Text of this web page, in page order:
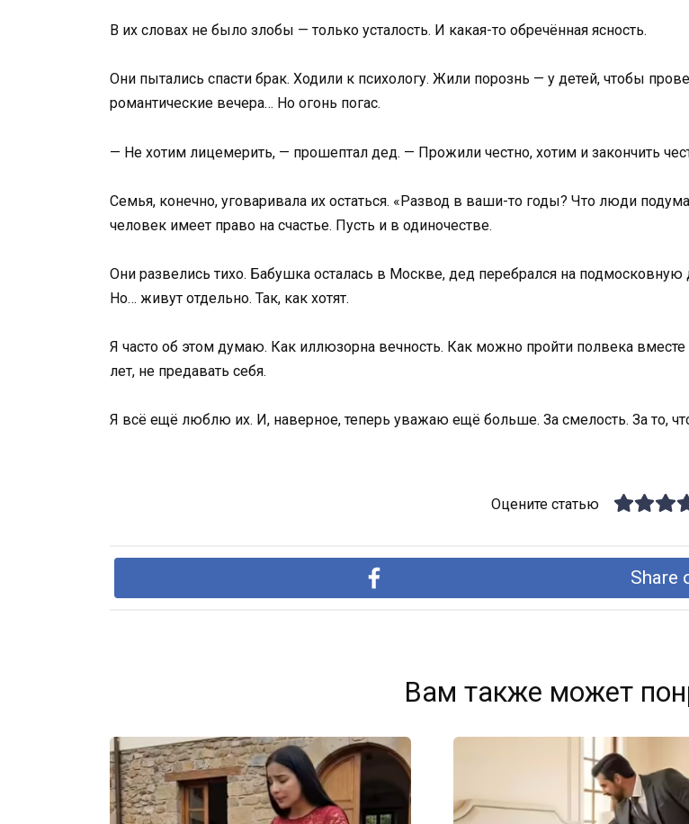
В их словах не было злобы — только усталость. И какая-то обречённая ясность.
Они пытались спасти брак. Ходили к психологу. Жили порознь — у детей, чтобы
романтические вечера… Но огонь погас.
— Не хотим лицемерить, — прошептал дед. — Прожили честно, хотим и закончить
Семья, конечно, уговаривала их остаться. «Развод в ваши-то годы? Что люди
человек имеет право на счастье. Пусть и в одиночестве.
Они развелись тихо. Бабушка осталась в Москве, дед перебрался на подмосковную
Но… живут отдельно. Так, как хотят.
Я часто об этом думаю. Как иллюзорна вечность. Как можно пройти полвека
лет, не предавать себя.
Я всё ещё люблю их. И, наверное, теперь уважаю ещё больше. За смелость. За то,
Оцените статью
Share
Вам также может